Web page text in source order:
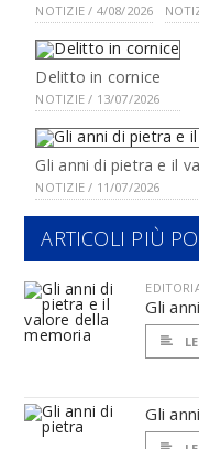
NOTIZIE / 4/08/2026
Delitto in cornice
NOTIZIE / 13/07/2026
Gli anni di pietra e il
NOTIZIE / 11/07/2026
ARTICOLI PIÙ
Gli
Gli